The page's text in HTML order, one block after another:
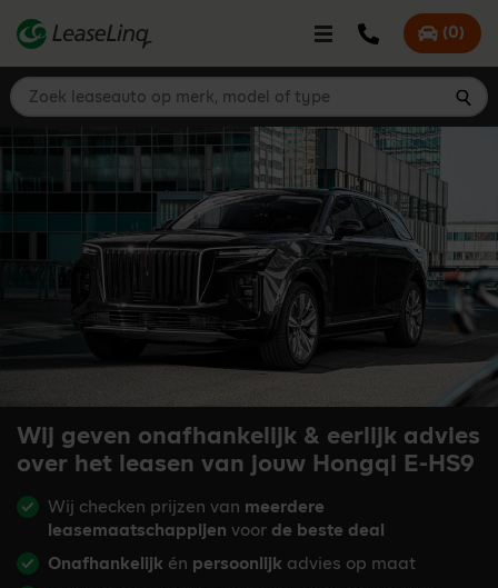
Bel LeaseLinq
Mijn
(0)
Zoek leaseauto op merk, model of type
Wij geven onafhankelijk & eerlijk advies
over het leasen van jouw Hongqi E-HS9
Wij checken prijzen van meerdere
leasemaatschappijen voor de beste deal
Onafhankelijk én persoonlijk advies op maat